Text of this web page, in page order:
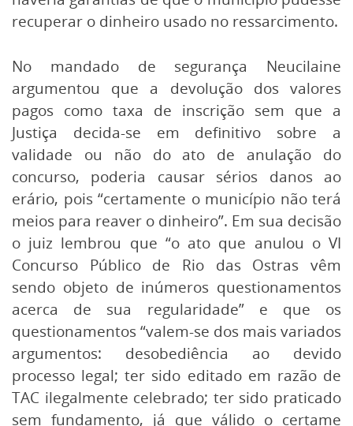
recuperar o dinheiro usado no ressarcimento.
No mandado de segurança Neucilaine
argumentou que a devolução dos valores
pagos como taxa de inscrição sem que a
Justiça decida-se em definitivo sobre a
validade ou não do ato de anulação do
concurso, poderia causar sérios danos ao
erário, pois “certamente o município não terá
meios para reaver o dinheiro”. Em sua decisão
o juiz lembrou que “o ato que anulou o VI
Concurso Público de Rio das Ostras vêm
sendo objeto de inúmeros questionamentos
acerca de sua regularidade” e que os
questionamentos “valem-se dos mais variados
argumentos: desobediência ao devido
processo legal; ter sido editado em razão de
TAC ilegalmente celebrado; ter sido praticado
sem fundamento, já que válido o certame